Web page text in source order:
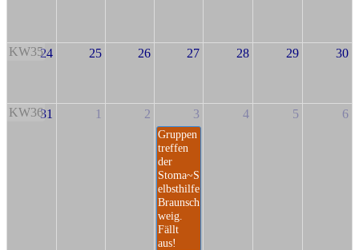
KW3524 25 26 27 28 29 30
KW3631 1 2 3
Gruppen
treffen
der
Stoma~S
elbsthilfe
Braunsch
weig.
Fällt
aus!
4 5 6